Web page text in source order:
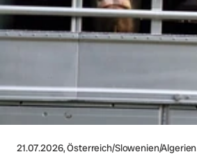
21.07.2026, Österreich/Slowenien/Algerien